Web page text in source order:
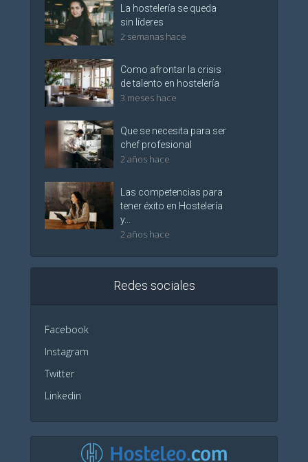
La hostelería se queda
sin líderes
2 semanas hace
Como afrontar la crisis
de talento en hostelería
3 meses hace
Que se necesita para ser
chef profesional
2 años hace
Las competencias para
tener éxito en Hostelería
y...
2 años hace
Redes sociales
Facebook
Instagram
Twitter
Linkedin